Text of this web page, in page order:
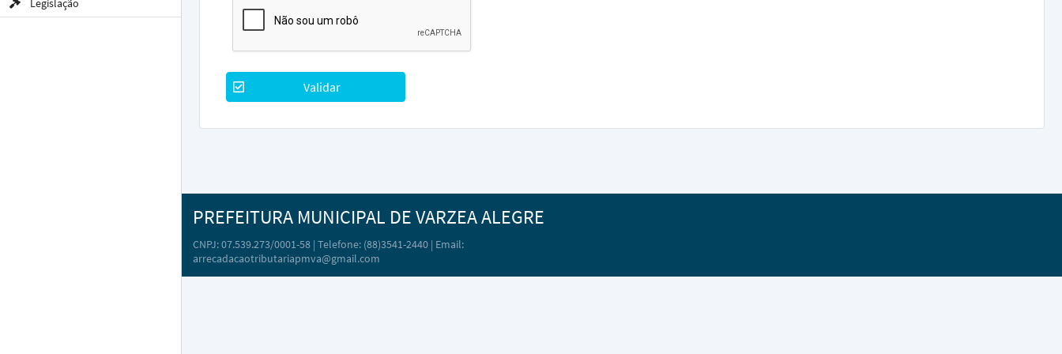
Legislação
Validar
PREFEITURA MUNICIPAL DE VARZEA ALEGRE
CNPJ: 07.539.273/0001-58 | Telefone: (88)3541-2440 | Email:
arrecadacaotributariapmva@gmail.com